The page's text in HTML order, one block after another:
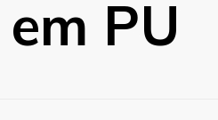
PU